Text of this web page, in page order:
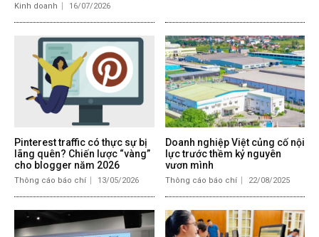
Kinh doanh 16/07/2026
Pinterest traffic có thực sự bị
lãng quên? Chiến lược “vàng”
cho blogger năm 2026
Thông cáo báo chí 13/05/2026
Doanh nghiệp Việt củng cố nội
lực trước thềm kỷ nguyên
vươn mình
Thông cáo báo chí 22/08/2025